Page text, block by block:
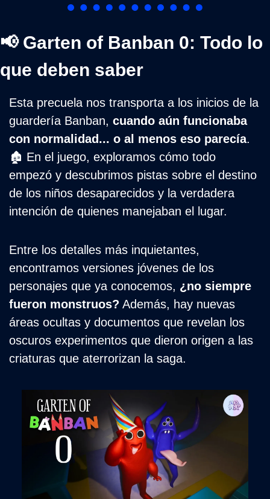
📢 Garten of Banban 0: Todo lo
que deben saber
Esta precuela nos transporta a los inicios de la
guardería Banban, cuando aún funcionaba
con normalidad... o al menos eso parecía.
🏚️ En el juego, exploramos cómo todo
empezó y descubrimos pistas sobre el destino
de los niños desaparecidos y la verdadera
intención de quienes manejaban el lugar.
Entre los detalles más inquietantes,
encontramos versiones jóvenes de los
personajes que ya conocemos, ¿no siempre
fueron monstruos? Además, hay nuevas
áreas ocultas y documentos que revelan los
oscuros experimentos que dieron origen a las
criaturas que aterrorizan la saga.